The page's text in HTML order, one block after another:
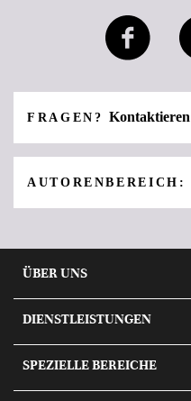
FRAGEN? Kontaktieren
AUTORENBEREICH:
ÜBER UNS
DIENSTLEISTUNGEN
SPEZIELLE BEREICHE